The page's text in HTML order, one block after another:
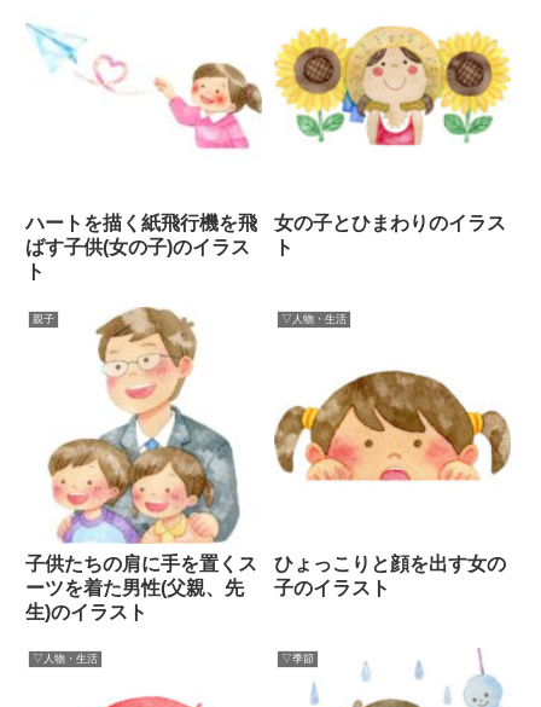
ハートを描く紙飛行機を飛
ばす子供(女の子)のイラス
ト
女の子とひまわりのイラス
ト
親子
子供たちの肩に手を置くス
ーツを着た男性(父親、先
生)のイラスト
▽人物・生活
ひょっこりと顔を出す女の
子のイラスト
▽人物・生活 ▽季節